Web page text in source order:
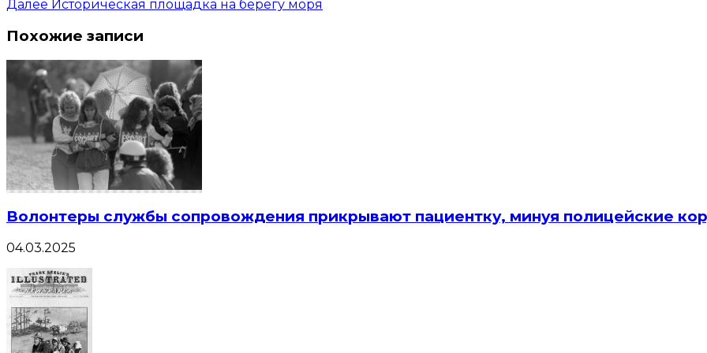
Далее Историческая площадка на берегу моря
Похожие записи
Волонтеры службы сопровождения прикрывают пациентку, минуя полицейские
04.03.2025